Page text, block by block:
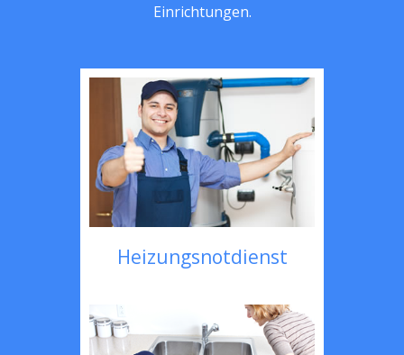
Einrichtungen.
Heizungsnotdienst